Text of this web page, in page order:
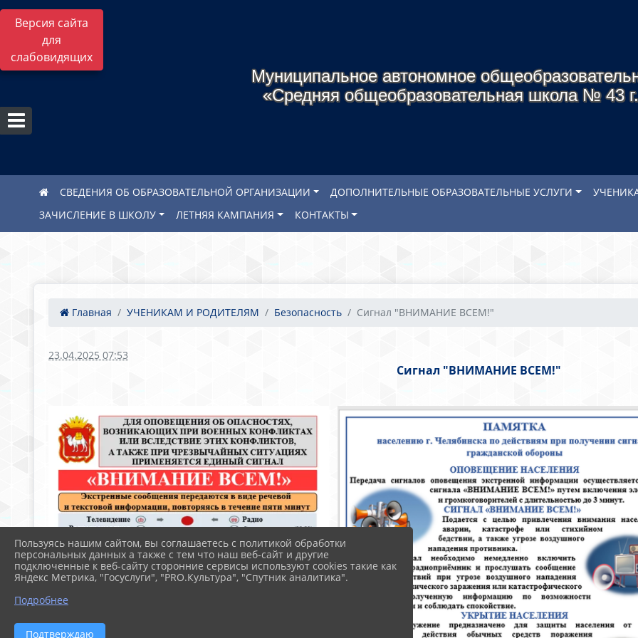
Версия сайта
для
слабовидящих
Муниципальное автономное
«Средняя общеобразовательная школа № 43
СВЕДЕНИЯ ОБ ОБРАЗОВАТЕЛЬНОЙ ОРГАНИЗАЦИИ ДОПОЛНИТЕЛЬНЫЕ ОБРАЗОВАТЕЛЬНЫЕ УСЛУГИ
ЗАЧИСЛЕНИЕ В ШКОЛУ
ЛЕТНЯЯ КАМПАНИЯ КОНТАКТЫ
Главная УЧЕНИКАМ И РОДИТЕЛЯМ Безопасность Сигнал "ВНИМАНИЕ ВСЕМ!"
23.04.2025 07:53
Сигнал "ВНИМАНИЕ ВСЕМ!"
Пользуясь нашим сайтом, вы соглашаетесь с политикой обработки
персональных данных а также с тем что наш веб-сайт и другие
подключенные к веб-сайту сторонние сервисы используют cookies такие как
Яндекс Метрика, "Госуслуги", "PRO.Культура", "Спутник аналитика".
Подробнее
Подтверждаю